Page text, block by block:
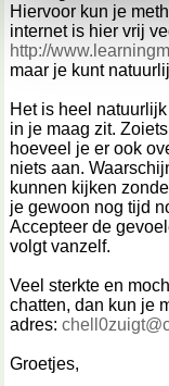
kunnen
Hiervoor kun je
internet is hier vrij
http://
maar je kunt
Het is heel
in je maag zit.
hoeveel je er ook
niets aan.
kunnen kijken
je gewoon nog tijd
Accepteer de
volgt vanzelf.
Veel sterkte en
chatten, dan kun je
adres:
Groetjes,